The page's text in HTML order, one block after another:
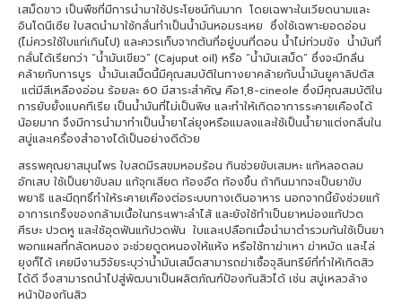
เสม็ดขาว เป็นพืชที่มีการนำมาใช้ประโยชน์กันมาก โดยเฉพาะในเวียดนามและ
อินโดนีเซีย ใบสดนำมาใช้กลั่นทำเป็นน้ำมันหอมระเหย ซึ่งใช้เฉพาะยอดอ่อน
(ไม่ควรใช้ใบแก่เกินไป) และควรเก็บจากต้นที่อยู่บนที่ดอน น้ำไม่ท่วมขัง น้ำมันที่
กลั่นได้เรียกว่า “น้ำมันเขียว” (Cajuput oil) หรือ “น้ำมันเสม็ด” ซึ่งจะมีกลิ่น
คล้ายกับการบูร น้ำมันเสม็ดนี้มีคุณสมบัติในทางยาคล้ายกับน้ำมันยูคาลิปตัส
แต่มีสีเหลืองอ่อน ร้อยละ 60 มีสาระสำคัญ คือ1,8-cineole ซึ่งมีคุณสมบัติใน
การยับยั้งแบคทีเรีย เป็นน้ำมันที่ไม่เป็นพิษ และทำให้เกิดอาการระคายเคืองได้
น้อยมาก จึงมีการนำมาทำเป็นน้ำยาไล่ยุงหรือแมลงและใช้เป็นน้ำยาแต่งกลิ่นใน
สบู่และเครื่องสำอางได้เป็นอย่างดีด้วย
สรรพคุณยาสมุนไพร ใบสดมีรสขมหอมร้อน กินช่วยขับเสมหะ แก้หลอดลม
อักเสบ ใช้เป็นยาขับลม แก้จุกเสียด ท้องอืด ท้องขึ้น ถ้ากินมากจะเป็นยาขับ
พยาธิ และมีฤทธิ์ทำให้ระคายเคืองต่อระบบทางเดินอาหาร นอกจากนี้ยังช่วยแก้
อาการเกร็งของกล้ามเนื้อในกระเพาะลำไส้ และยังใช้ทำเป็นยาหม่องแก้ปวด
ศีรษะ ปวดหู และใช้อุดฟันแก้ปวดฟัน ใบและเปลือกเมื่อนำมาตำรวมกันใช้เป็นยา
พอกแผลที่กลัดหนอง จะช่วยดูดหนองให้แห้ง หรือใช้ทาฆ่าเหา ฆ่าหมัด และไล่
ยุงก็ได้ เคยมีงานวิจัยระบุว่าน้ำมันเสม็ดสามารถฆ่าเชื้อจุลินทรีย์ที่ทำให้เกิดสิว
ได้ดี จึงสามารถนำไปสู่พัฒนาเป็นผลิตภัณฑ์ป้องกันสิวได้ เช่น สบู่เหลวล้าง
หน้าป้องกันสิว